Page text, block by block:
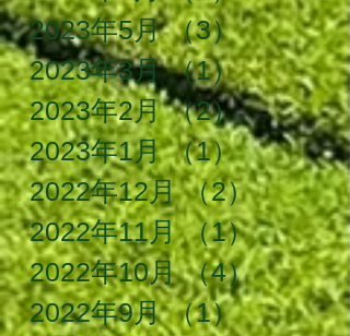
2023年5月 （3）3件の記事
2023年3月 （1）1件の記事
2023年2月 （2）2件の記事
2023年1月 （1）1件の記事
2022年12月 （2）2件の記
2022年11月 （1）1件の記
2022年10月 （4）4件の記
2022年9月 （1）1件の記事